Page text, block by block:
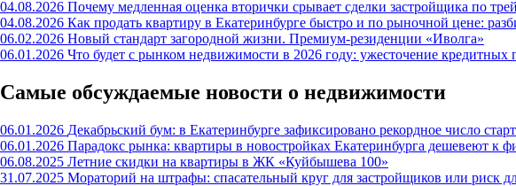
04.08.2026 Почему медленная оценка вторички срывает сделки застройщика по
04.08.2026 Как продать квартиру в Екатеринбурге быстро и по рыночной цене:
06.02.2026 Новый стандарт загородной жизни. Премиум-резиденции «Иволга»
06.01.2026 Что будет с рынком недвижимости в 2026 году: ужесточение
Самые обсуждаемые новости о недвижимости
06.01.2026 Декабрьский бум: в Екатеринбурге зафиксировано рекордное число
06.01.2026 Парадокс рынка: квартиры в новостройках Екатеринбурга дешевеют к
06.08.2025 Летние скидки на квартиры в ЖК «Куйбышева 100»
31.07.2025 Мораторий на штрафы: спасательный круг для застройщиков или риск